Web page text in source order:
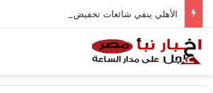
الأهلي ينفي شائعات تخفيض عقود زيزو والشناوي